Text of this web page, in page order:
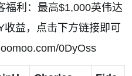
福利：最高$1,000英伟达
收益，点击下方链接即可
0DyOss